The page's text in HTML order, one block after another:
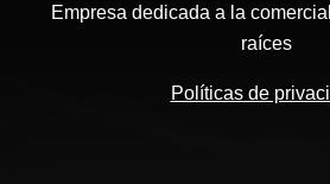
Empresa dedicada a la
raíces
Políticas de